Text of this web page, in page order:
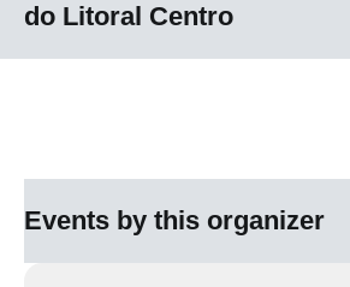
do Litoral Centro
Events by this organizer